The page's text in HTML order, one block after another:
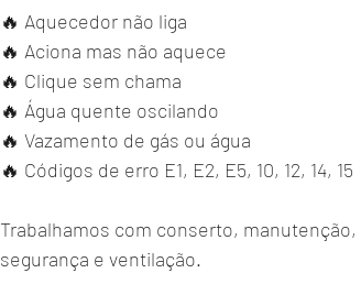
🔥 Aquecedor não liga
🔥 Aciona mas não aquece
🔥 Clique sem chama
🔥 Água quente oscilando
🔥 Vazamento de gás ou água
🔥 Códigos de erro E1, E2, E5, 10, 12, 14, 15
Trabalhamos com conserto,
segurança e ventilação.